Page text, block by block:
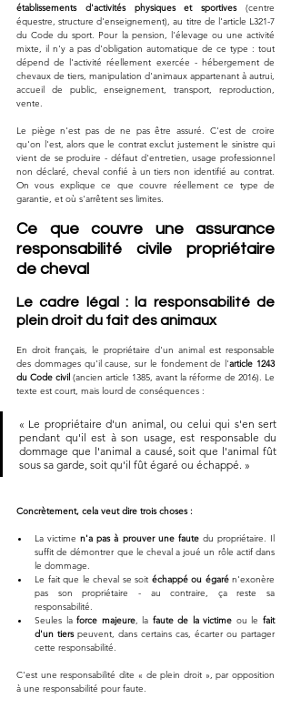
établissements d'activités physiques et sportives (centre
équestre, structure d'enseignement), au titre de l'article L321-7
du Code du sport. Pour la pension, l'élevage ou une activité
mixte, il n'y a pas d'obligation automatique de ce type : tout
dépend de l'activité réellement exercée - hébergement de
chevaux de tiers, manipulation d'animaux appartenant à autrui,
accueil de public, enseignement, transport, reproduction,
vente.
Le piège n'est pas de ne pas être assuré. C'est de croire
qu'on l'est, alors que le contrat exclut justement le sinistre qui
vient de se produire - défaut d'entretien, usage professionnel
non déclaré, cheval confié à un tiers non identifié au contrat.
On vous explique ce que couvre réellement ce type de
garantie, et où s'arrêtent ses limites.
Ce que couvre une assurance
responsabilité civile propriétaire
de cheval
Le cadre légal : la responsabilité de
plein droit du fait des animaux
En droit français, le propriétaire d'un animal est responsable
des dommages qu'il cause, sur le fondement de l'article 1243
du Code civil (ancien article 1385, avant la réforme de 2016). Le
texte est court, mais lourd de conséquences :
« Le propriétaire d'un animal, ou celui qui s'en sert
pendant qu'il est à son usage, est responsable du
dommage que l'animal a causé, soit que l'animal fût
sous sa garde, soit qu'il fût égaré ou échappé. »
Concrètement, cela veut dire trois choses :
La victime n'a pas à prouver une faute du propriétaire. Il
suffit de démontrer que le cheval a joué un rôle actif dans
le dommage.
Le fait que le cheval se soit échappé ou égaré n'exonère
pas son propriétaire - au contraire, ça reste sa
responsabilité.
Seules la force majeure, la faute de la victime ou le fait
d'un tiers peuvent, dans certains cas, écarter ou partager
cette responsabilité.
C'est une responsabilité dite « de plein droit », par opposition
à une responsabilité pour faute.